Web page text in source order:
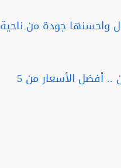
واحسنها جودة من ناحية
ربما تفيدك قراءة : استيراد ملابس اطفال من الصين .. أفضل الأسعار من 5